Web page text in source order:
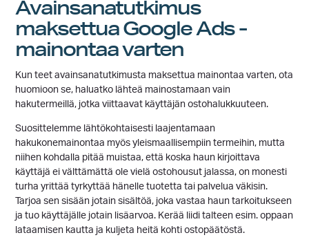
Avainsanatutkimus
maksettua Google Ads -
mainontaa varten
Kun teet avainsanatutkimusta maksettua mainontaa varten, ota
huomioon se, haluatko lähteä mainostamaan vain
hakutermeillä, jotka viittaavat käyttäjän ostohalukkuuteen.
Suosittelemme lähtökohtaisesti laajentamaan
hakukonemainontaa myös yleismaallisempiin termeihin, mutta
niihen kohdalla pitää muistaa, että koska haun kirjoittava
käyttäjä ei välttämättä ole vielä ostohousut jalassa, on monesti
turha yrittää tyrkyttää hänelle tuotetta tai palvelua väkisin.
Tarjoa sen sisään jotain sisältöä, joka vastaa haun tarkoitukseen
ja tuo käyttäjälle jotain lisäarvoa. Kerää liidi talteen esim. oppaan
lataamisen kautta ja kuljeta heitä kohti ostopäätöstä.